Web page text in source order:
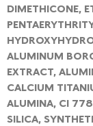
DIMETHICONE,
ALUMINUM
EXTRACT,
CALCIUM
ALUMINA, CI
SILICA,